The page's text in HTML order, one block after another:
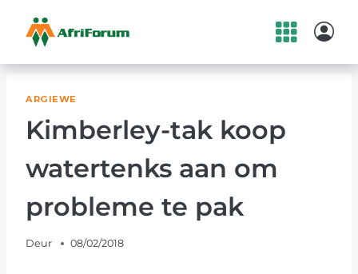
contentARGIEWE
Kimberley-tak koop
watertenks aan om
probleme te pak
Deur 08/02/2018